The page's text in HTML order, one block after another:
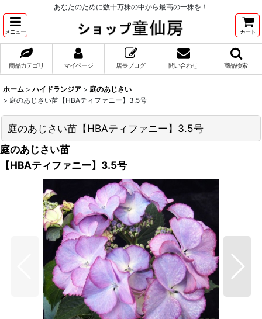
あなたのために数十万株の中から最高の一株を！
メニュー カート
商品カテゴリ マイページ 店長ブログ 問い合わせ 商品検索
ホーム > ハイドランジア > 庭のあじさい
> 庭のあじさい苗【HBAティファニー】3.5号
庭のあじさい苗【HBAティファニー】3.5号
庭のあじさい苗
【HBAティファニー】3.5号